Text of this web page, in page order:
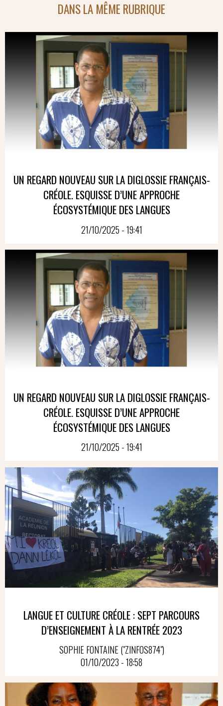
DANS LA MÊME RUBRIQUE
UN REGARD NOUVEAU SUR LA DIGLOSSIE FRANÇAIS-
CRÉOLE. ESQUISSE D’UNE APPROCHE
ÉCOSYSTÉMIQUE DES LANGUES
21/10/2025 - 19:41
UN REGARD NOUVEAU SUR LA DIGLOSSIE FRANÇAIS-
CRÉOLE. ESQUISSE D’UNE APPROCHE
ÉCOSYSTÉMIQUE DES LANGUES
21/10/2025 - 19:41
LANGUE ET CULTURE CRÉOLE : SEPT PARCOURS
D’ENSEIGNEMENT À LA RENTRÉE 2023
SOPHIE FONTAINE ("ZINFOS874")
01/10/2023 - 18:58